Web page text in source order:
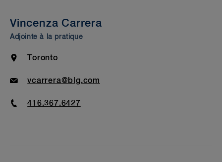
Vincenza Carrera
Adjointe à la pratique
Location
Toronto
Emailvcarrera@blg.com
Phone416.367.6427